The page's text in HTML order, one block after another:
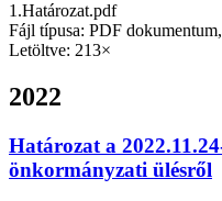
1.Határozat.pdf
Fájl típusa: PDF
Letöltve: 213×
2022
Határozat a
önkormányzati ülésről